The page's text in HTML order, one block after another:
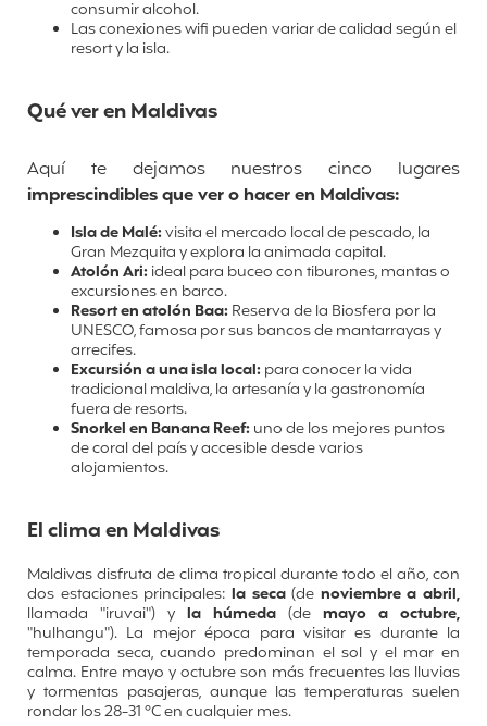
consumir alcohol.
Las conexiones wifi pueden variar de calidad según el
resort y la isla.
Qué ver en Maldivas
Aquí te dejamos nuestros cinco lugares
imprescindibles que ver o hacer en Maldivas:
Isla de Malé:visita el mercado local de pescado, la
Gran Mezquita y explora la animada capital.
Atolón Ari:ideal para buceo con tiburones, mantas o
excursiones en barco.
Resort en atolón Baa:Reserva de la Biosfera por la
UNESCO, famosa por sus bancos de mantarrayas y
arrecifes.
Excursión a una isla local:para conocer la vida
tradicional maldiva, la artesanía y la gastronomía
fuera de resorts.
Snorkel en Banana Reef:uno de los mejores puntos
de coral del país y accesible desde varios
alojamientos.
El clima en Maldivas
Maldivas disfruta de clima tropical durante todo el año, con
dos estaciones principales: la seca(de noviembre a abril,
llamada "iruvai") y la húmeda (de mayo a octubre,
"hulhangu"). La mejor época para visitar es durante la
temporada seca, cuando predominan el sol y el mar en
calma. Entre mayo y octubre son más frecuentes las lluvias
y tormentas pasajeras, aunque las temperaturas suelen
rondar los 28-31 °C en cualquier mes.